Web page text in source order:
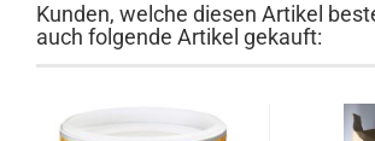
Kunden, welche diesen Artikel
auch folgende Artikel gekauft: